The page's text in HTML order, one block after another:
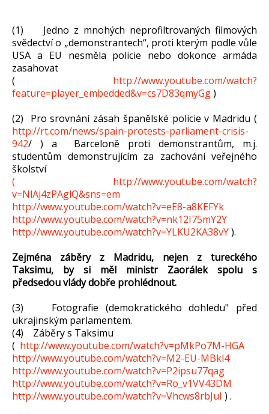
(1) Jedno z mnohých neprofiltrovaných filmových
svědectví o „demonstrantech“, proti kterým podle vůle
USA a EU nesměla policie nebo dokonce armáda
zasahovat
( http://www.youtube.com/watch?
feature=player_embedded&v=cs7D83qmyGg)
(2) Pro srovnání zásah španělské policie v Madridu (
http://rt.com/news/spain-protests-parliament-crisis-
942/ ) a Barceloně proti demonstrantům, m.j.
studentům demonstrujícím za zachování veřejného
školství
( http://www.youtube.com/watch?
v=NlAj4zPAglQ&sns=em
http://www.youtube.com/watch?v=eE8-a8KEFYk
http://www.youtube.com/watch?v=nk12I75mY2Y
http://www.youtube.com/watch?v=YLKU2KA38vY).
Zejména záběry z Madridu, nejen z tureckého
Taksimu, by si měl ministr Zaorálek spolu s
předsedou vlády dobře prohlédnout.
(3) Fotografie (demokratického dohledu" před
ukrajinským parlamentem.
(4) Záběry s Taksimu
( http://www.youtube.com/watch?v=pMkPo7M-HGA
http://www.youtube.com/watch?v=M2-EU-MBkl4
http://www.youtube.com/watch?v=P2ipsu77qag
http://www.youtube.com/watch?v=Ro_v1VV43DM
http://www.youtube.com/watch?v=Vhcws8rbJuI ) .